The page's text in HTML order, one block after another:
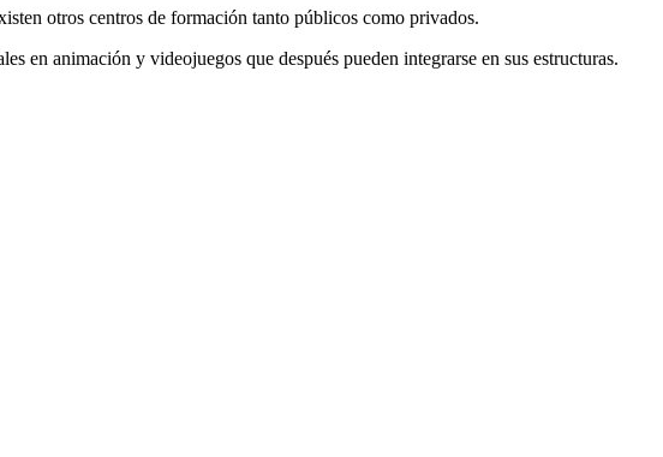
otros centros de formación tanto públicos como privados.
en animación y videojuegos que después pueden integrarse en sus estructuras.